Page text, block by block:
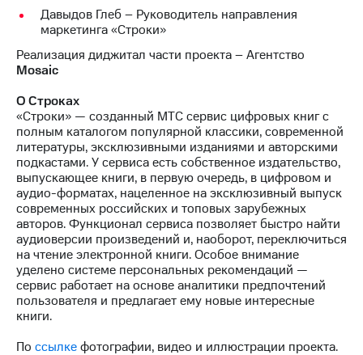
Давыдов Глеб – Руководитель направления
маркетинга «Строки»
Реализация диджитал части проекта – Aгентство
Mosaic
О Строках
«Строки» — созданный МТС сервис цифровых книг с
полным каталогом популярной классики, современной
литературы, эксклюзивными изданиями и авторскими
подкастами. У сервиса есть собственное издательство,
выпускающее книги, в первую очередь, в цифровом и
аудио-форматах, нацеленное на эксклюзивный выпуск
современных российских и топовых зарубежных
авторов. Функционал сервиса позволяет быстро найти
аудиоверсии произведений и, наоборот, переключиться
на чтение электронной книги. Особое внимание
уделено системе персональных рекомендаций —
сервис работает на основе аналитики предпочтений
пользователя и предлагает ему новые интересные
книги.
По ссылкефотографии, видео и иллюстрации проекта.